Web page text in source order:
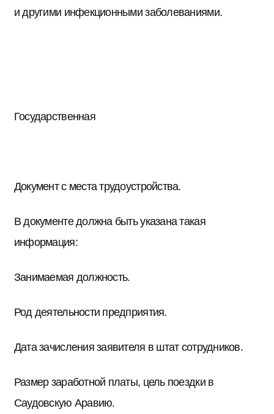
и другими инфекционными заболеваниями.
Государственная
Документ с места трудоустройства.
В документе должна быть указана такая
информация:
Занимаемая должность.
Род деятельности предприятия.
Дата зачисления заявителя в штат сотрудников.
Размер заработной платы, цель поездки в
Саудовскую Аравию.